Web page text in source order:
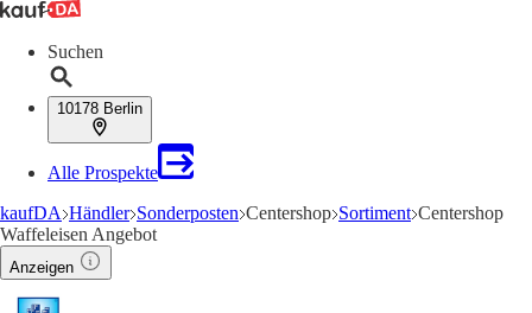
Suchen
10178 Berlin
Alle Prospekte
kaufDA Händler Sonderposten Centershop Sortiment Centershop
Waffeleisen Angebot
Anzeigen